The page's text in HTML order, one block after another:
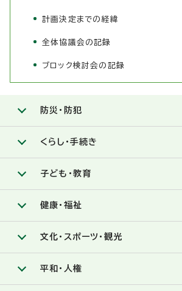
計画決定までの経緯
全体協議会の記録
ブロック検討会の記録
防災・防犯
くらし・手続き
子ども・教育
健康・福祉
文化・スポーツ・観光
平和・人権